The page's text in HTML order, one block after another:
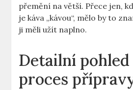
přemění na větší. Přece ‌jen,‍
je káva ⁣„kávou“, mělo by‍ to
ji měli užít naplno.
Detailní pohled
proces